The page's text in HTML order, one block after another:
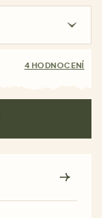
4 HODNOCENÍ